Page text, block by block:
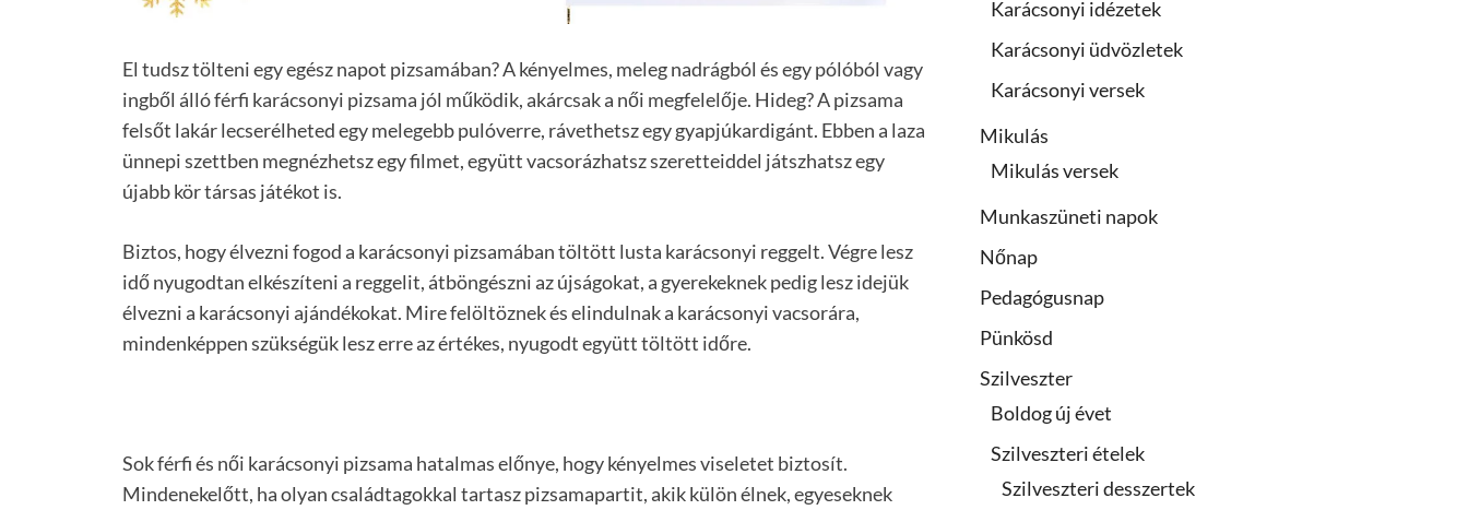
El tudsz tölteni egy egész napot pizsamában? A kényelmes, meleg nadrágból és egy pólóból vagy
ingből álló férfi karácsonyi pizsama jól működik, akárcsak a női megfelelője. Hideg? A pizsama
felsőt lakár lecserélheted egy melegebb pulóverre, rávethetsz egy gyapjúkardigánt. Ebben a laza
ünnepi szettben megnézhetsz egy filmet, együtt vacsorázhatsz szeretteiddel játszhatsz egy
újabb kör társas játékot is.
Biztos, hogy élvezni fogod a karácsonyi pizsamában töltött lusta karácsonyi reggelt. Végre lesz
idő nyugodtan elkészíteni a reggelit, átböngészni az újságokat, a gyerekeknek pedig lesz idejük
élvezni a karácsonyi ajándékokat. Mire felöltöznek és elindulnak a karácsonyi vacsorára,
mindenképpen szükségük lesz erre az értékes, nyugodt együtt töltött időre.
Sok férfi és női karácsonyi pizsama hatalmas előnye, hogy kényelmes viseletet biztosít.
Mindenekelőtt, ha olyan családtagokkal tartasz pizsamapartit, akik külön élnek, egyeseknek
Karácsonyi idézetek
Karácsonyi üdvözletek
Karácsonyi versek
Mikulás
Mikulás versek
Munkaszüneti napok
Nőnap
Pedagógusnap
Pünkösd
Szilveszter
Boldog új évet
Szilveszteri ételek
Szilveszteri desszertek